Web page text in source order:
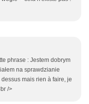
phrase : Jestem dobrym
na sprawdzianie
mais rien à faire, je
/>